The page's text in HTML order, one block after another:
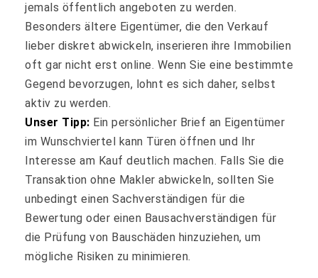
jemals öffentlich angeboten zu werden.
Besonders ältere Eigentümer, die den Verkauf
lieber diskret abwickeln, inserieren ihre Immobilien
oft gar nicht erst online. Wenn Sie eine bestimmte
Gegend bevorzugen, lohnt es sich daher, selbst
aktiv zu werden.
Unser Tipp: Ein persönlicher Brief an Eigentümer
im Wunschviertel kann Türen öffnen und Ihr
Interesse am Kauf deutlich machen. Falls Sie die
Transaktion ohne Makler abwickeln, sollten Sie
unbedingt einen Sachverständigen für die
Bewertung oder einen Bausachverständigen für
die Prüfung von Bauschäden hinzuziehen, um
mögliche Risiken zu minimieren.